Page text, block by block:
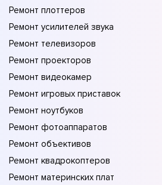
Ремонт плоттеров
Ремонт усилителей звука
Ремонт телевизоров
Ремонт проекторов
Ремонт видеокамер
Ремонт игровых приставок
Ремонт ноутбуков
Ремонт фотоаппаратов
Ремонт объективов
Ремонт квадрокоптеров
Ремонт материнских плат